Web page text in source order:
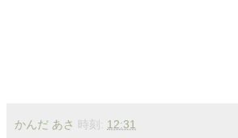
かんだ あさ 時刻: 12:31